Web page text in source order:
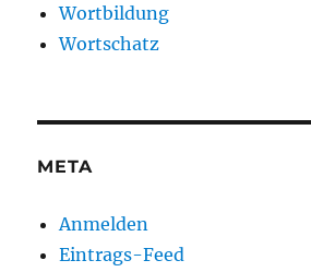
Wortbildung
Wortschatz
META
Anmelden
Eintrags-Feed